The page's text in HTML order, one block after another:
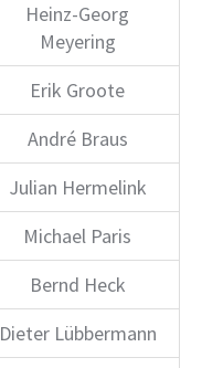
Heinz-Georg
Meyering
Erik Groote
André Braus
Julian Hermelink
Michael Paris
Bernd Heck
Dieter Lübbermann